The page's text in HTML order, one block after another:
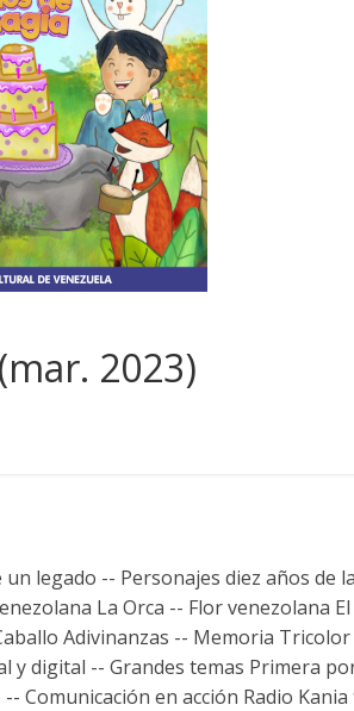
2023)
un legado -- Personajes diez años de
La Orca -- Flor venezolana
Adivinanzas -- Memoria
y digital -- Grandes temas Primera
Comunicación en acción Radio Kania